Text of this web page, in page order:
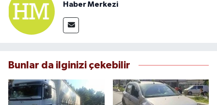
Haber Merkezi
Bunlar da ilginizi çekebilir